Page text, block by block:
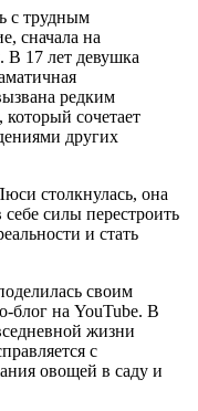
с трудным
сначала на
В 17 лет девушка
редким
сочетает
других
столкнулась, она
силы перестроить
и стать
своим
блог на YouTube. В
жизни
с
овощей в саду и